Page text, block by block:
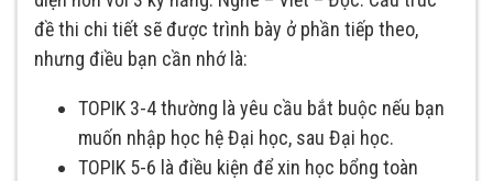
đề thi chi tiết sẽ được trình bày ở phần tiếp theo,
nhưng điều bạn cần nhớ là:
TOPIK 3-4 thường là yêu cầu bắt buộc nếu bạn
muốn nhập học hệ Đại học, sau Đại học.
TOPIK 5-6 là điều kiện để xin học bổng toàn